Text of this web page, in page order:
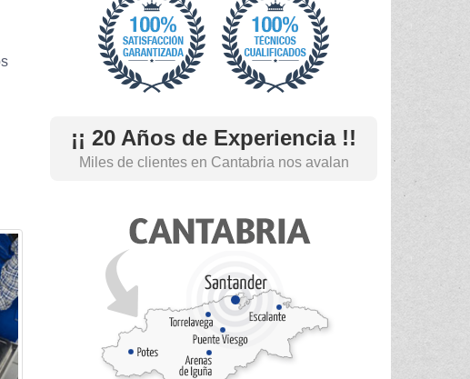
¡¡ 20 Años de Experiencia !!
Miles de clientes en Cantabria nos avalan